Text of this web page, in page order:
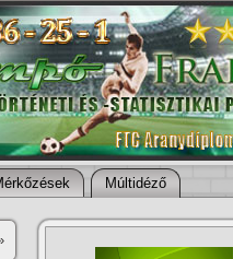
Múltidéző